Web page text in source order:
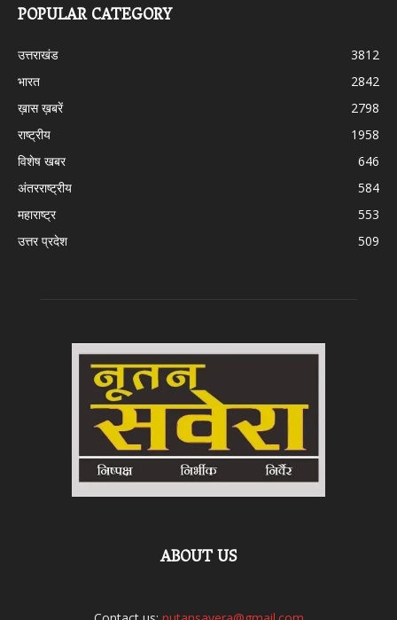
POPULAR CATEGORY
उत्तराखंड
3812
भारत
2842
ख़ास ख़बरें
2798
राष्ट्रीय
1958
विशेष खबर
646
अंतरराष्ट्रीय
584
महाराष्ट्र
553
उत्तर प्रदेश
509
ABOUT US